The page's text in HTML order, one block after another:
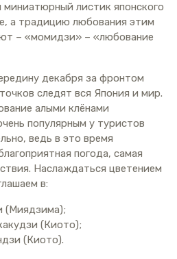
листик японского
а традицию любования этим
– «момидзи» – «любование
декабря за фронтом
следят вся Япония и мир.
алыми клёнами
популярным у туристов
ведь в это время
погода, самая
Наслаждаться цветением
в:
(Миядзима);
(Киото);
(Киото).